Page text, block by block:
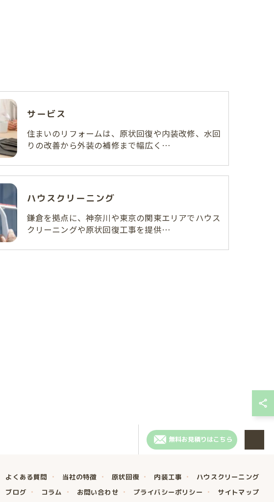
サービス
住まいのリフォームは、原状回復や内装改修、水回
りの改善から外装の補修まで幅広く…
ハウスクリーニング
鎌倉を拠点に、神奈川や東京の関東エリアでハウス
クリーニングや原状回復工事を提供…
無料お見積りはこちら
よくある質問 当社の特徴 原状回復 内装工事
ハウスクリーニング
ブログ コラム お問い合わせ プライバシーポリシー サイトマップ